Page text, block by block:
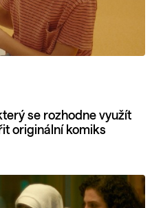
se rozhodne využít
originální komiks